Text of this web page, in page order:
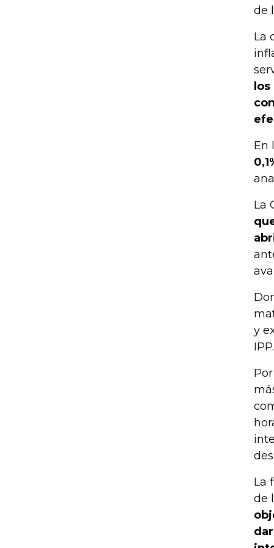
de
La
En
La
y
IPP.
La
de